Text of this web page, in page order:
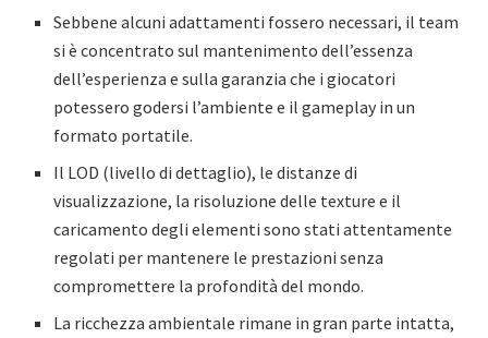
Sebbene alcuni adattamenti fossero necessari, il team
si è concentrato sul mantenimento dell’essenza
dell’esperienza e sulla garanzia che i giocatori
potessero godersi l’ambiente e il gameplay in un
formato portatile.
Il LOD (livello di dettaglio), le distanze di
visualizzazione, la risoluzione delle texture e il
caricamento degli elementi sono stati attentamente
regolati per mantenere le prestazioni senza
compromettere la profondità del mondo.
La ricchezza ambientale rimane in gran parte intatta,